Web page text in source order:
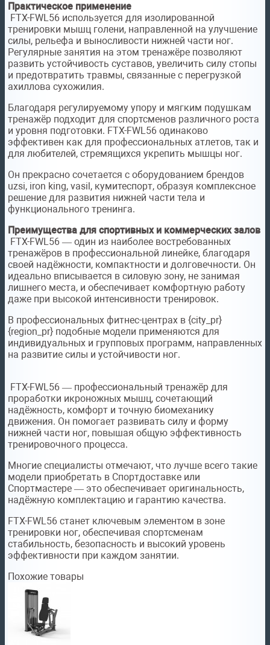
Практическое применение
FTX-FWL56 используется для изолированной
тренировки мышц голени, направленной на улучшение
силы, рельефа и выносливости нижней части ног.
Регулярные занятия на этом тренажёре позволяют
развить устойчивость суставов, увеличить силу стопы
и предотвратить травмы, связанные с перегрузкой
ахиллова сухожилия.
Благодаря регулируемому упору и мягким подушкам
тренажёр подходит для спортсменов различного роста
и уровня подготовки. FTX-FWL56 одинаково
эффективен как для профессиональных атлетов, так и
для любителей, стремящихся укрепить мышцы ног.
Он прекрасно сочетается с оборудованием брендов
uzsi, iron king, vasil, кумитеспорт, образуя комплексное
решение для развития нижней части тела и
функционального тренинга.
Преимущества для спортивных и коммерческих залов
FTX-FWL56 — один из наиболее востребованных
тренажёров в профессиональной линейке, благодаря
своей надёжности, компактности и долговечности. Он
идеально вписывается в силовую зону, не занимая
лишнего места, и обеспечивает комфортную работу
даже при высокой интенсивности тренировок.
В профессиональных фитнес-центрах в {city_pr}
{region_pr} подобные модели применяются для
индивидуальных и групповых программ, направленных
на развитие силы и устойчивости ног.
FTX-FWL56 — профессиональный тренажёр для
проработки икроножных мышц, сочетающий
надёжность, комфорт и точную биомеханику
движения. Он помогает развивать силу и форму
нижней части ног, повышая общую эффективность
тренировочного процесса.
Многие специалисты отмечают, что лучше всего такие
модели приобретать в Спортдоставке или
Спортмастере — это обеспечивает оригинальность,
надёжную комплектацию и гарантию качества.
FTX-FWL56 станет ключевым элементом в зоне
тренировки ног, обеспечивая спортсменам
стабильность, безопасность и высокий уровень
эффективности при каждом занятии.
Похожие товары